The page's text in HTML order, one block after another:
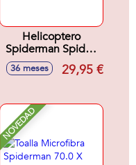
Helicoptero
Spiderman Spidey
con Figuara y
accesorios.
36 meses 29,95 €
NOVEDAD